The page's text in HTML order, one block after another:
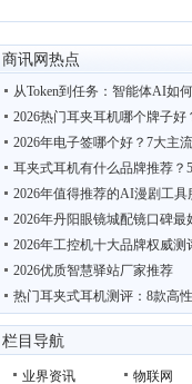
商讯网热点
从Token到任务：智能体AI如
2026热门耳夹耳机哪个牌子好
2026年电子签哪个好？7大主
耳夹式耳机有什么品牌推荐？
2026年值得推荐的AI漫剧工具
2026年丹阳眼镜城配镜口碑
2026年工控机十大品牌权威
2026优质智慧驿站厂家推荐
热门耳夹式耳机测评：8款高
村田中国亮相2026慕尼黑上
栏目导航
业界资讯 物联网